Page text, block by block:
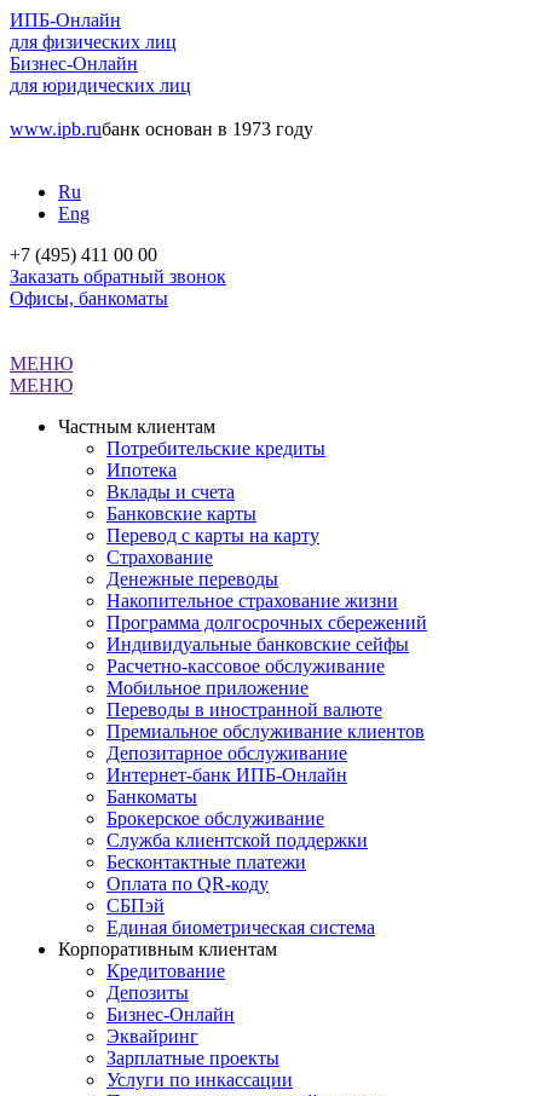
ИПБ-Онлайн
для физических лиц
Бизнес-Онлайн
для юридических лиц
www.ipb.ruбанк основан в 1973 году
Ru
Eng
+7 (495) 411 00 00
Заказать обратный звонок
Офисы, банкоматы
МЕНЮ
МЕНЮ
Частным клиентам
Потребительские кредиты
Ипотека
Вклады и счета
Банковские карты
Перевод с карты на карту
Страхование
Денежные переводы
Накопительное страхование жизни
Программа долгосрочных сбережений
Индивидуальные банковские сейфы
Расчетно-кассовое обслуживание
Мобильное приложение
Переводы в иностранной валюте
Премиальное обслуживание клиентов
Депозитарное обслуживание
Интернет-банк ИПБ-Онлайн
Банкоматы
Брокерское обслуживание
Служба клиентской поддержки
Бесконтактные платежи
Оплата по QR-коду
СБПэй
Единая биометрическая система
Корпоративным клиентам
Кредитование
Депозиты
Бизнес-Онлайн
Эквайринг
Зарплатные проекты
Услуги по инкассации